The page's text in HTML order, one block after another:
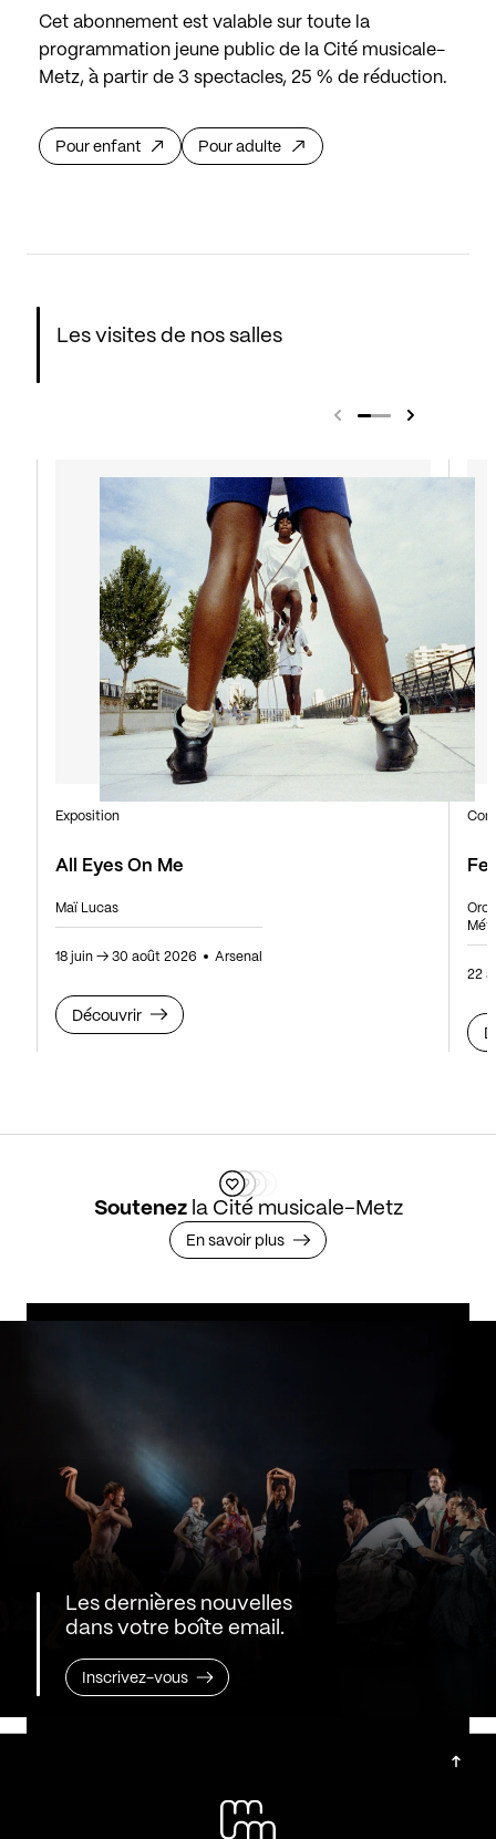
Cet abonnement est valable sur toute la
programmation jeune public de la Cité musicale-
Metz, à partir de 3 spectacles, 25 % de réduction.
Pour enfant Pour adulte
Les visites de nos salles
All Eyes On Me
Exposition
Maï Lucas
18 juin →30 août 2026 Arsenal
Découvrir
22
Soutenezla Cité musicale-Metz
En savoir plus
Les dernières nouvelles
dans votre boîte email.
Inscrivez-vous